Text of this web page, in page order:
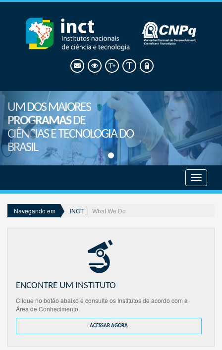
UM DOS MAIORES
PROGRAMASDE
CIÊNCIAS E TECNOLOGIA DO
BRASIL
menu
Navegando em INCT What We Do
ENCONTRE UM INSTITUTO
Clique no botão abaixo e consulte os Institutos de acordo com a
Área de Conhecimento.
ACESSAR AGORA